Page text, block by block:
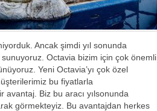
Ancak şimdi yıl sonunda
Octavia bizim için çok önemli
Yeni Octavia’yı çok özel
bu fiyatlarla
Biz bu aracı yılsonunda
görmekteyiz. Bu avantajdan herkes